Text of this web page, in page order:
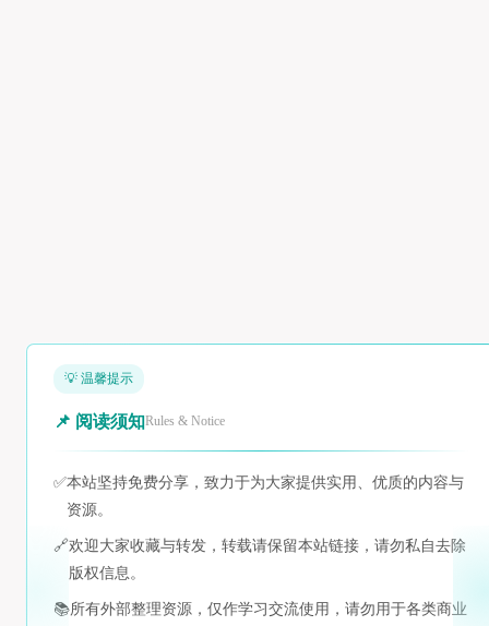
💡 温馨提示
📌 阅读须知Rules & Notice
✅本站坚持免费分享，致力于为大家提供实用、优质的内容与
资源。
🔗欢迎大家收藏与转发，转载请保留本站链接，请勿私自去除
版权信息。
📚所有外部整理资源，仅作学习交流使用，请勿用于各类商业